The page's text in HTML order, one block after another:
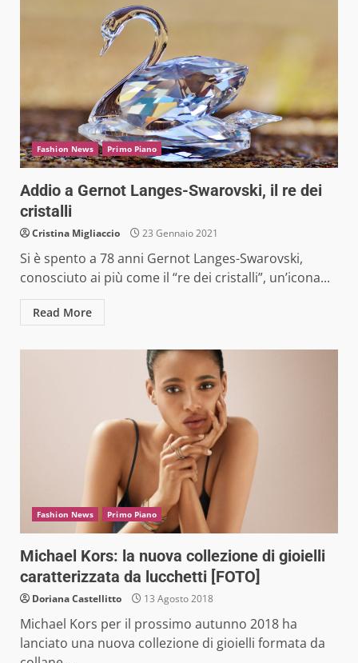
Fashion News Primo Piano
Addio a Gernot Langes-Swarovski, il re dei
cristalli
Cristina Migliaccio 23 Gennaio 2021
Si è spento a 78 anni Gernot Langes-Swarovski,
conosciuto ai più come il “re dei cristalli”, un’icona...
Read More
Fashion News Primo Piano
Michael Kors: la nuova collezione di gioielli
caratterizzata da lucchetti [FOTO]
Doriana Castellitto 13 Agosto 2018
Michael Kors per il prossimo autunno 2018 ha
lanciato una nuova collezione di gioielli formata da